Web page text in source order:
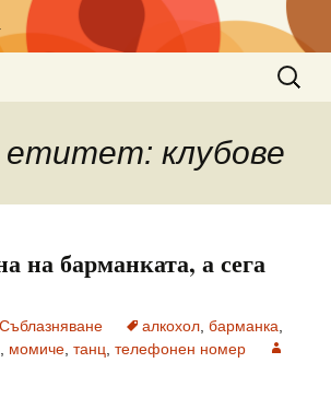
за:
етитет: клубове
на барманката, а сега
Съблазняване алкохол барманка
момиче танц телефонен номер